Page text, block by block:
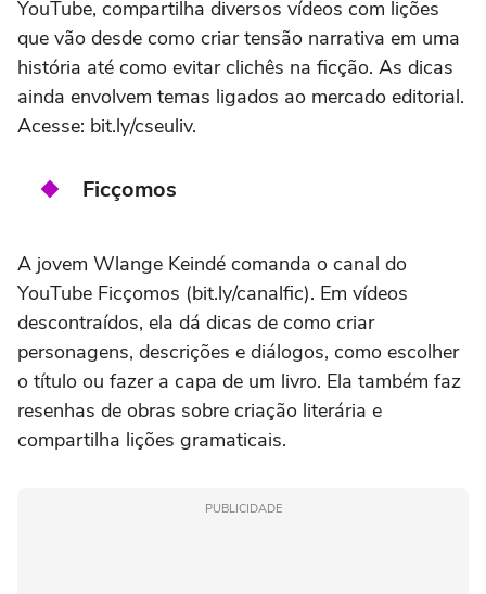
YouTube, compartilha diversos vídeos com lições
que vão desde como criar tensão narrativa em uma
história até como evitar clichês na ficção. As dicas
ainda envolvem temas ligados ao mercado editorial.
Acesse: bit.ly/cseuliv.
Ficçomos
A jovem Wlange Keindé comanda o canal do
YouTube Ficçomos (bit.ly/canalfic). Em vídeos
descontraídos, ela dá dicas de como criar
personagens, descrições e diálogos, como escolher
o título ou fazer a capa de um livro. Ela também faz
resenhas de obras sobre criação literária e
compartilha lições gramaticais.
PUBLICIDADE